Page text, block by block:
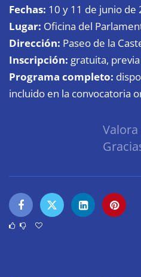
Fechas: 10 y 11 de junio de
Lugar: Oficina del
Dirección: Paseo de la
Inscripción: gratuita,
Programa completo:
incluido en la convocatoria